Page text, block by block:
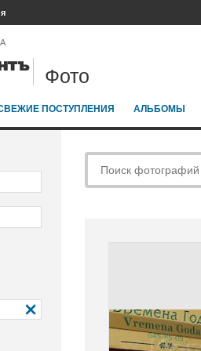
Фото
ПОСТУПЛЕНИЯ АЛЬБОМЫ